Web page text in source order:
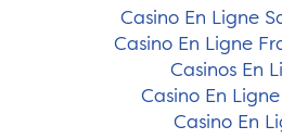
Casino En Ligne
Casino En Ligne
Casinos En
Casino En
Casino En